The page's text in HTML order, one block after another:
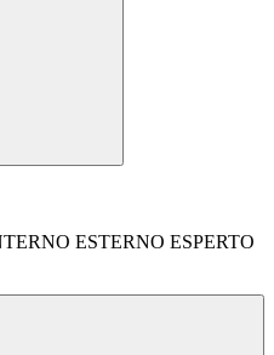
ESTERNO ESPERTO